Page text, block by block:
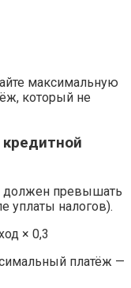
максимальную
который не
должен превышать
уплаты налогов).
× 0,3
платёж —